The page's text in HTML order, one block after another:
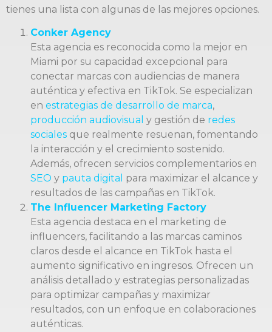
tienes una lista con algunas de las mejores opciones.
Conker Agency
Esta agencia es reconocida como la mejor en
Miami por su capacidad excepcional para
conectar marcas con audiencias de manera
auténtica y efectiva en TikTok. Se especializan
en estrategias de desarrollo de marca,
producción audiovisual y gestión de redes
sociales que realmente resuenan, fomentando
la interacción y el crecimiento sostenido.
Además, ofrecen servicios complementarios en
SEO y pauta digital para maximizar el alcance y
resultados de las campañas en TikTok.
The Influencer Marketing Factory
Esta agencia destaca en el marketing de
influencers, facilitando a las marcas caminos
claros desde el alcance en TikTok hasta el
aumento significativo en ingresos. Ofrecen un
análisis detallado y estrategias personalizadas
para optimizar campañas y maximizar
resultados, con un enfoque en colaboraciones
auténticas.